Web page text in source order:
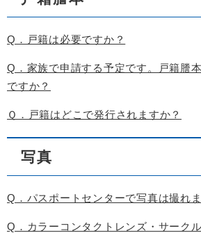
Q．戸籍は必要ですか？
Q．家族で申請する予定です。戸籍謄
ですか？
Ｑ．戸籍はどこで発行されますか？
写真
Q．パスポートセンターで写真は撮れ
Q．カラーコンタクトレンズ・サーク